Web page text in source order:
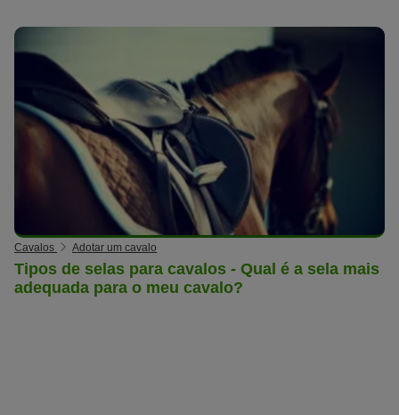
Cavalos Adotar um cavalo
Tipos de selas para cavalos - Qual é a sela mais
adequada para o meu cavalo?